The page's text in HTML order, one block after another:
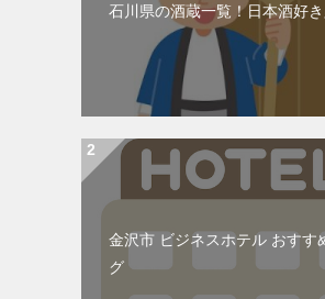
石川県の酒蔵一覧！日本酒好き
金沢市 ビジネスホテル おすす
グ